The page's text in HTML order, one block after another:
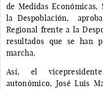
de Medidas
la Despoblación,
Regional frente a la
resultados que se han
marcha.
Así, el
autonómico, José Luis